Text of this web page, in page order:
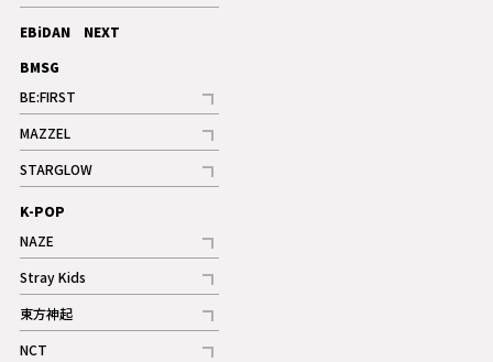
記事
EBiDAN NEXT
BMSG
BE:FIRST
記事
ギャラリー
MAZZEL
記事
ギャラリー
STARGLOW
記事
K-POP
NAZE
記事
Stray Kids
記事
東方神起
記事
NCT